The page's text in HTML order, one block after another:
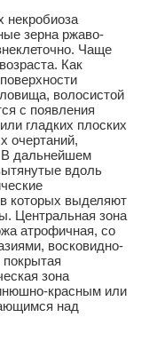
некробиоза
зерна ржаво-
Чаще
Как
волосистой
с появления
гладких плоских
очертаний,
В дальнейшем
вдоль
которых выделяют
Центральная зона
атрофичная, со
восковидно-
покрытая
зона
красным или
над